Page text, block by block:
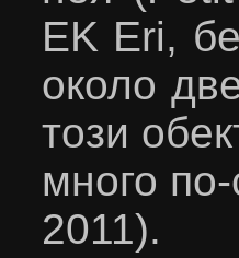
EK Eri,
около
този
много
2011).